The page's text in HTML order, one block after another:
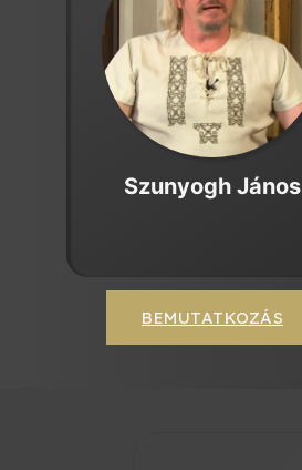
Szunyogh János
BEMUTATKOZÁS